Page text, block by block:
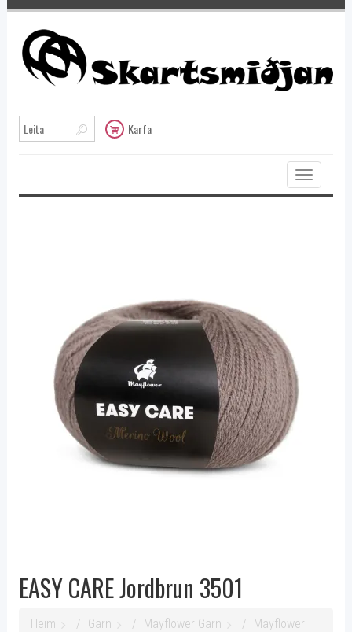
Karfa
Toggle
navigation
EASY CARE Jordbrun 3501
Heim Garn Mayflower Garn
Mayflower